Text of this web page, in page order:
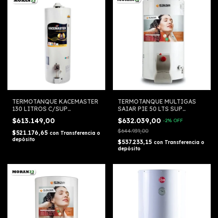
TERMOTANQUE KACEMASTER
130 LITROS C/SUP
$613.149,00
$521.176,65 con Transferencia o
depósito
TERMOTANQUE MULTIGAS
SAIAR PIE 50 LTS SUP
$632.039,00 -2% OFF
$644.939,00
$537.233,15 con Transferencia o
depósito